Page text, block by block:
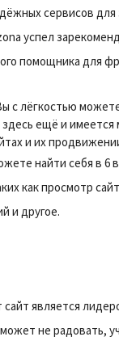
сервисов для
успел
помощника для
с лёгкостью
ещё и имеется
и их
найти себя в 6
как просмотр
и другое.
сайт является
не радовать,